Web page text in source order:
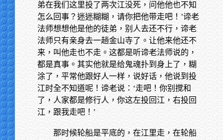
弟在我们这里投了两次江没死，问他他也不知
怎么回事？迷迷糊糊，请你把他带走吧！’谛老
法师想想他是他的徒弟，别人去还不行，谛老
法师只有亲身去一趟金山寺了。让他来他还不
来，叫他走也不走。这都是听谛老法师说的，
都是真事。其实他就是给鬼魂扑到身上了，糊
涂了，平常他跟好人一样，说好话，他说到投
江时全不知道呢！谛老说：‘走吧！你别搅和
了，人家都是修行人，你这左投回江，右投回
江，跟我走吧！’
那时候轮船是平底的，在江里走，在轮船